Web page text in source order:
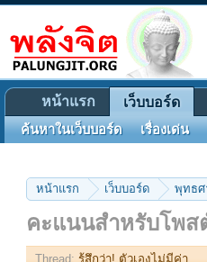
หน้าแรก เว็บบอร์ด พุทธศ
คะแนนสำหรับโพส
Thread: รู้สึกว่า! ตัวเองไม่มีค่า
หน้าแรก เว็บบอร์ด
ค้นหาในเว็บบอร์ด เรื่องเด่น